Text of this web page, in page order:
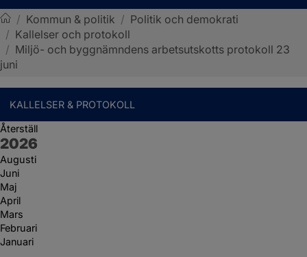
Sotenäs kommun
/ Kommun & politik / Politik och demokrati
/ Kallelser och protokoll
/ Miljö- och byggnämndens arbetsutskotts protokoll 23
juni
KALLELSER & PROTOKOLL
Återställ
År:
2026
Augusti
Juni
Maj
April
Mars
Februari
Januari